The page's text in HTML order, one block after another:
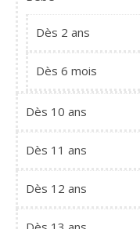
Dès 2 ans
Dès 6 mois
Dès 10 ans
Dès 11 ans
Dès 12 ans